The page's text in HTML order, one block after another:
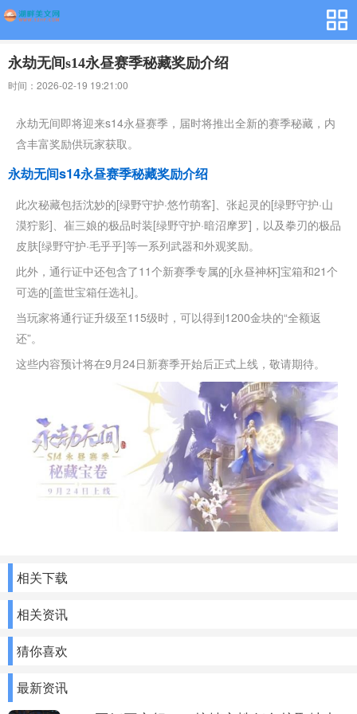
永劫无间s14永昼赛季秘藏奖励介绍
时间：2026-02-19 19:21:00
永劫无间即将迎来s14永昼赛季，届时将推出全新的赛季秘藏，内
含丰富奖励供玩家获取。
永劫无间s14永昼赛季秘藏奖励介绍
此次秘藏包括沈妙的[绿野守护·悠竹萌客]、张起灵的[绿野守护·山
漠狞影]、崔三娘的极品时装[绿野守护·暗沼摩罗]，以及拳刃的极品
皮肤[绿野守护·毛乎乎]等一系列武器和外观奖励。
此外，通行证中还包含了11个新赛季专属的[永昼神杯]宝箱和21个
可选的[盖世宝箱任选礼]。
当玩家将通行证升级至115级时，可以得到1200金块的“全额返
还”。
这些内容预计将在9月24日新赛季开始后正式上线，敬请期待。
相关下载
相关资讯
猜你喜欢
最新资讯